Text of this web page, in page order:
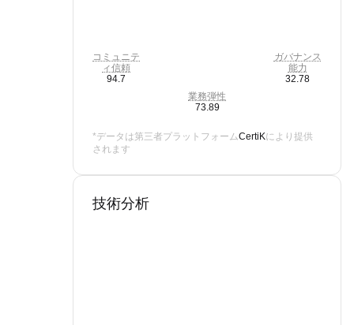
コミュニテ
ィ信頼
94.7
業務弾性
73.89
ガバナンス
能力
32.78
*データは第三者プラットフォームCertiKにより提供
されます
技術分析